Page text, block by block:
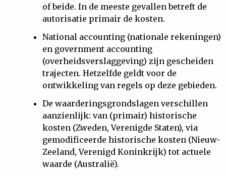
of beide. In de meeste gevallen betreft de
autorisatie primair de kosten.
National accounting (nationale rekeningen)
en government accounting
(overheidsverslaggeving) zijn gescheiden
trajecten. Hetzelfde geldt voor de
ontwikkeling van regels op deze gebieden.
De waarderingsgrondslagen verschillen
aanzienlijk: van (primair) historische
kosten (Zweden, Verenigde Staten), via
gemodificeerde historische kosten (Nieuw-
Zeeland, Verenigd Koninkrijk) tot actuele
waarde (Australië).